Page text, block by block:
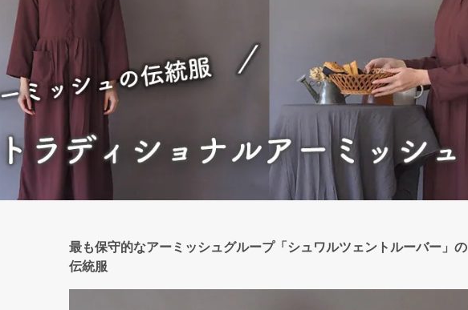
最も保守的なアーミッシュグループ「シュワルツェントルーバー」の
伝統服